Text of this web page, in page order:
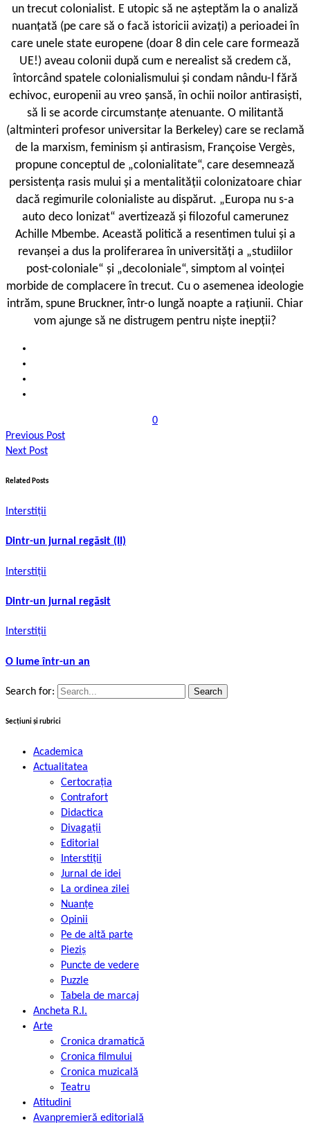
un trecut colonialist. E utopic să ne așteptăm la o analiză
nuanțată (pe care să o facă istoricii avizați) a perioadei în
care unele state europene (doar 8 din cele care formează
UE!) aveau colonii după cum e nerealist să credem că,
întorcând spatele colonialismului și condam nându-l fără
echivoc, europenii au vreo șansă, în ochii noilor antirasiști,
să li se acorde circumstanțe atenuante. O militantă
(altminteri profesor universitar la Berkeley) care se reclamă
de la marxism, feminism și antirasism, Françoise Vergès,
propune conceptul de „colonialitate“, care desemnează
persistența rasis mului și a mentalității colonizatoare chiar
dacă regimurile colonialiste au dispărut. „Europa nu s-a
auto deco lonizat“ avertizează și filozoful camerunez
Achille Mbembe. Această politică a resentimen tului și a
revanșei a dus la proliferarea în universități a „studiilor
post-coloniale“ și „decoloniale“, simptom al voinței
morbide de complacere în trecut. Cu o asemenea ideologie
intrăm, spune Bruckner, într-o lungă noapte a rațiunii. Chiar
vom ajunge să ne distrugem pentru niște inepții?
0
Previous Post
Next Post
Related Posts
Interstiții
Dintr-un jurnal regăsit (II)
Interstiții
Dintr-un jurnal regăsit
Interstiții
O lume într-un an
Search for:
Secțiuni și rubrici
Academica
Actualitatea
Certocrația
Contrafort
Didactica
Divagații
Editorial
Interstiții
Jurnal de idei
La ordinea zilei
Nuanțe
Opinii
Pe de altă parte
Pieziș
Puncte de vedere
Puzzle
Tabela de marcaj
Ancheta R.l.
Arte
Cronica dramatică
Cronica filmului
Cronica muzicală
Teatru
Atitudini
Avanpremieră editorială